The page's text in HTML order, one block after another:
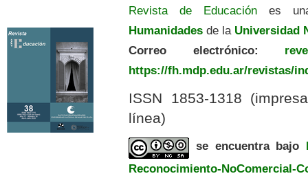
Revista de Educación es
Humanidades de la Universidad
Correo electrónico:
https://fh.mdp.edu.ar/revistas/
ISSN 1853-1318
línea)
se encuentra bajo
Reconocimiento-NoComercial-